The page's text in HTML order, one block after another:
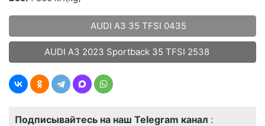
AUDI A3 35 TFSI 0435
AUDI A3 2023 Sportback 35 TFSI 2538
Подписывайтесь на наш Telegram канал :